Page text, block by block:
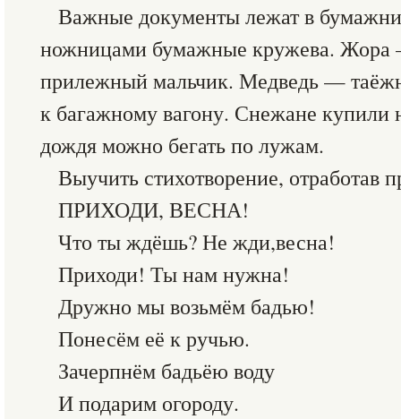
Важные документы лежат в
ножницами бумажные кружева.
прилежный мальчик. Медведь —
к багажному вагону. Снежане
дождя можно бегать по лужам.
Выучить стихотворение, отработав
ПРИХОДИ, ВЕСНА!
Что ты ждёшь? Не жди,весна!
Приходи! Ты нам нужна!
Дружно мы возьмём бадью!
Понесём её к ручью.
Зачерпнём бадьёю воду
И подарим огороду.